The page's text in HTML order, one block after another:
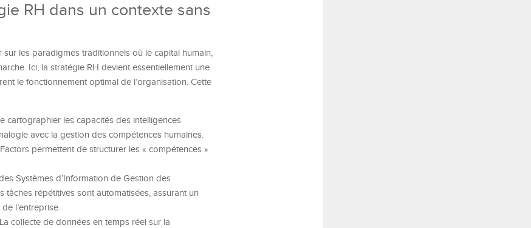
RH dans un contexte sans
les paradigmes traditionnels où le capital humain,
Ici, la stratégie RH devient essentiellement une
le fonctionnement optimal de l’organisation. Cette
cartographier les capacités des intelligences
avec la gestion des compétences humaines.
permettent de structurer les « compétences »
Systèmes d’Information de Gestion des
tâches répétitives sont automatisées, assurant un
l’entreprise.
La collecte de données en temps réel sur la